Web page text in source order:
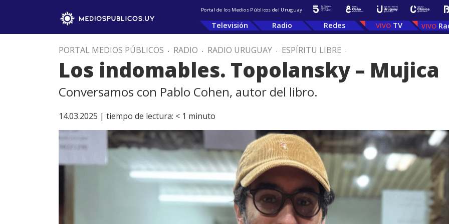
Portal de los Medios Públicos del Uruguay
Televisión Radio Redes TV
PORTAL MEDIOS PÚBLICOS . RADIO . RADIO URUGUAY . ESPÍRITU LIBRE .
Los indomables. Topolansky – Mujica
Conversamos con Pablo Cohen, autor del libro.
14.03.2025 | tiempo de lectura: < 1 minuto